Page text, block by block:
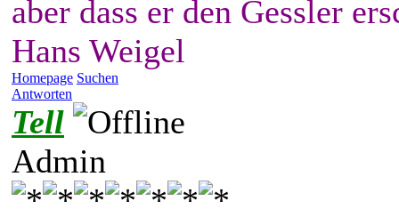
aber dass er den Gessler
Hans Weigel
Homepage Suchen
Antworten
Tell
Admin